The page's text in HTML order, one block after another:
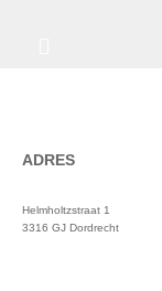
ADRES
Helmholtzstraat 1
3316 GJ Dordrecht